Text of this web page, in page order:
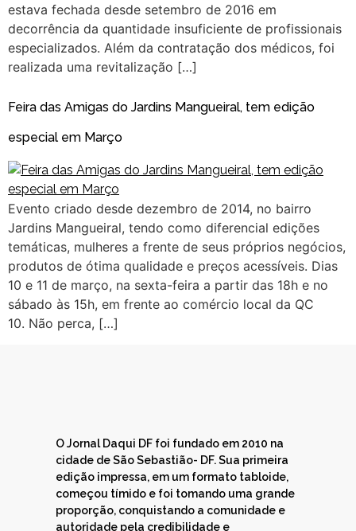
estava fechada desde setembro de 2016 em
decorrência da quantidade insuficiente de profissionais
especializados. Além da contratação dos médicos, foi
realizada uma revitalização […]
Feira das Amigas do Jardins Mangueiral, tem edição
especial em Março
Evento criado desde dezembro de 2014, no bairro
Jardins Mangueiral, tendo como diferencial edições
temáticas, mulheres a frente de seus próprios negócios,
produtos de ótima qualidade e preços acessíveis. Dias
10 e 11 de março, na sexta-feira a partir das 18h e no
sábado às 15h, em frente ao comércio local da QC
10. Não perca, […]
O Jornal Daqui DF foi fundado em 2010 na
cidade de São Sebastião- DF. Sua primeira
edição impressa, em um formato tabloide,
começou tímido e foi tomando uma grande
proporção, conquistando a comunidade e
autoridade pela credibilidade e